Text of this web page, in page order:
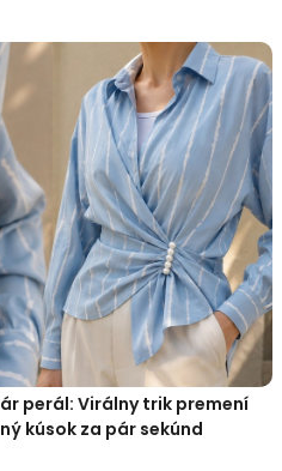
perál: Virálny trik premení
kúsok za pár sekúnd